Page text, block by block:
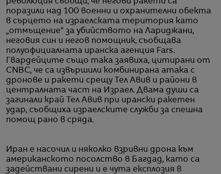
поразили над 100 военни и охранителни обекта
в сърцето на израелската територия като
„отмъщение“ за убийството на Лариджани,
неговия син и негов помощник, съобщава
полуофициалната иранска агенция Fars.
Гвардейците също така заявиха, цитирани от
CNBC, че са извършили комбинирана атака с
дронове и ракети срещу Тел Авив и райони в
централната част на Израел. Двама души са
загинали край Тел Авив при ирански ракетен
удар, съобщиха израелските служби за спешна
помощ рано в сряда.
Иран е насочил и няколко взривни дрона към
американското посолство в Багдад, като са
задействани сирени и е чута експлозия в